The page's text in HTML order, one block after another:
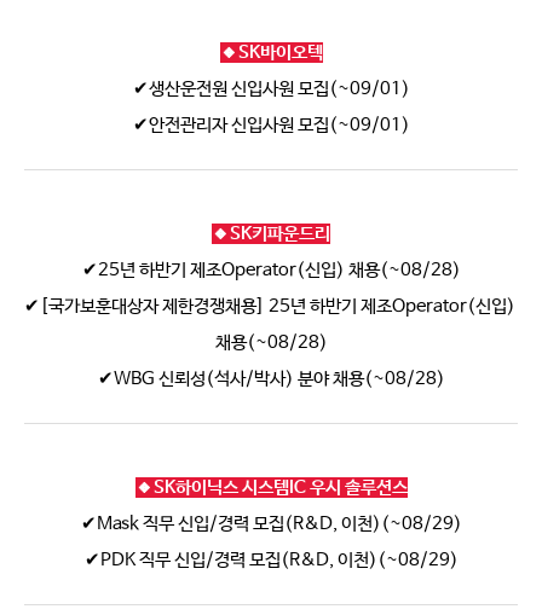
🔸SK바이오텍
✔생산운전원 신입사원 모집(~09/01)
✔안전관리자 신입사원 모집(~09/01)
🔸SK키파운드리
✔25년 하반기 제조Operator(신입) 채용(~08/28)
✔[국가보훈대상자 제한경쟁채용] 25년 하반기 제조Operator(신입)
채용(~08/28)
✔WBG 신뢰성(석사/박사) 분야 채용(~08/28)
🔸SK하이닉스 시스템IC 우시 솔루션스
✔Mask 직무 신입/경력 모집(R&D, 이천)(~08/29)
✔PDK 직무 신입/경력 모집(R&D, 이천)(~08/29)